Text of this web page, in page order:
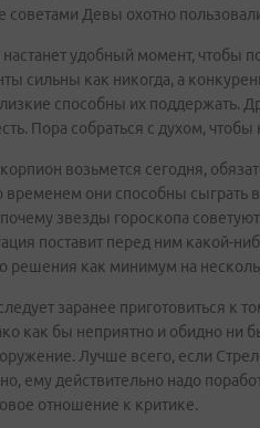
Девы охотно
удобный момент, чтобы
сильны как никогда, а
способны их поддержать.
Пора собраться с духом,
возьмется сегодня,
временем они способны сыграть
звезды гороскопа
поставит перед ним какой-
решения как минимум на
заранее приготовиться к
как бы неприятно и обидно ни
Лучше всего, если
ему действительно надо
отношение к критике.